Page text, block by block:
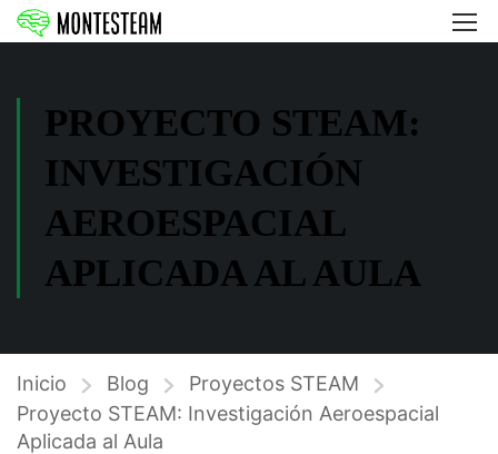
PROYECTO STEAM:
INVESTIGACIÓN
AEROESPACIAL
APLICADA AL AULA
Inicio Blog
Proyectos STEAM
Proyecto STEAM: Investigación Aeroespacial
Aplicada al Aula